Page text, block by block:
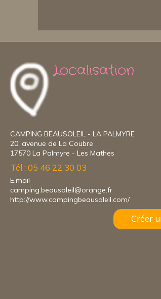
Localisation
CAMPING BEAUSOLEIL - LA PALMYRE
20, avenue de La Coubre
17570 La Palmyre - Les Mathes
Tél : 05 46 22 30 03
E.mail
camping.beausoleil@orange.fr
http://www.campingbeausoleil.com/
Créer